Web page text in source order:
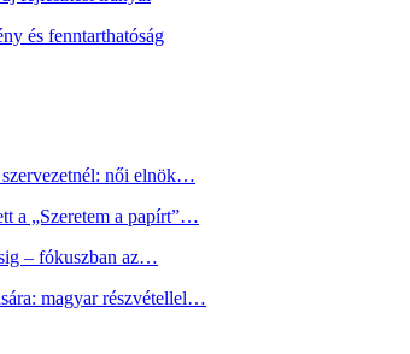
és fenntarthatóság
szervezetnél: női elnök…
a „Szeretem a papírt”…
– fókuszban az…
magyar részvétellel…